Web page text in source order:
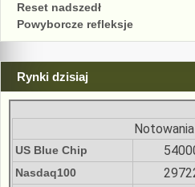
Reset nadszedł
Powyborcze refleksje
Rynki dzisiaj
US Blue Chip
Nasdaq100